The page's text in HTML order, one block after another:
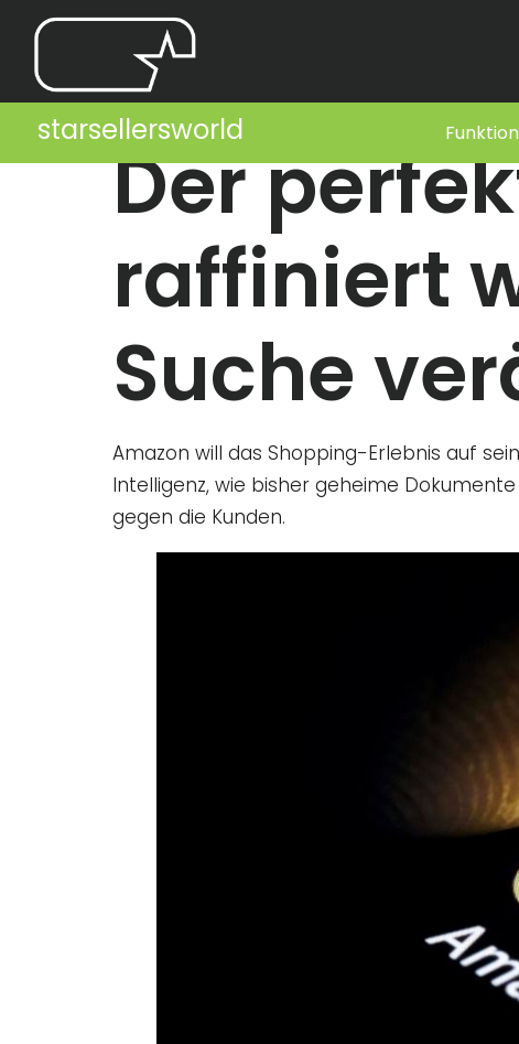
starsellersworld
Der
raffiniert
Suche
Amazon will das Shopping-Erlebnis auf
Intelligenz, wie bisher geheime
gegen die Kunden.